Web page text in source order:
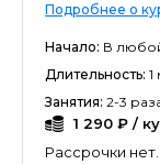
Подробнее о
Начало: В
Длительность: 1
Занятия: 2-3
1 290 ₽ /
Рассрочки нет.